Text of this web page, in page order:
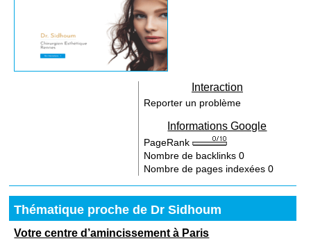
Interaction
Reporter un problème
Informations Google
PageRank
Nombre de backlinks0
Nombre de pages indexées0
Thématique proche de Dr Sidhoum
Votre centre d’amincissement à Paris